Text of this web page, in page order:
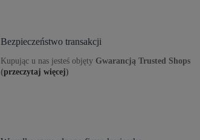
Bezpieczeństwo transakcji
Kupując u nas jesteś objęty Gwarancją Trusted Shops
(przeczytaj więcej)